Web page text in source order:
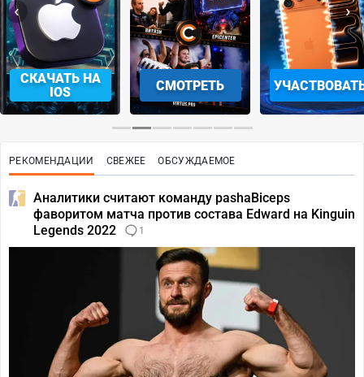
СКАЧАТЬ НА
IOS
СМОТРЕТЬ
‹ ›
РЕКОМЕНДАЦИИ СВЕЖЕЕ ОБСУЖДАЕМОЕ
Аналитики считают команду pashaBiceps
фаворитом матча против состава Edward на Kinguin
Legends 2022
1